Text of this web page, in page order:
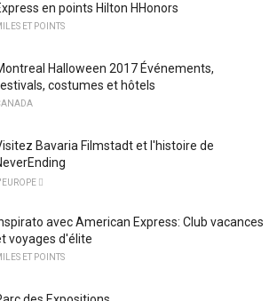
en points Hilton HHonors
ET POINTS
Halloween 2017 Événements,
costumes et hôtels
Bavaria Filmstadt et l'histoire de
L'EUROPE 
avec American Express: Club vacances
voyages d'élite
ET POINTS